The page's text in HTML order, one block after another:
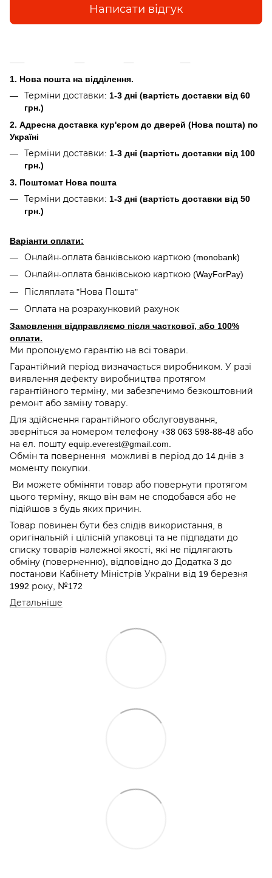
Написати відгук
1. Нова пошта на відділення.
Терміни доставки: 1-3 дні (вартість доставки від 60
грн.)
2. Адресна доставка кур'єром до дверей (Нова пошта) по
Україні
Терміни доставки: 1-3 дні (вартість доставки від 100
грн.)
3. Поштомат Нова пошта
Терміни доставки: 1-3 дні (вартість доставки від 50
грн.)
Варіанти оплати:
Онлайн-оплата банківською карткою (monobank)
Онлайн-оплата банківською карткою (WayForPay)
Післяплата "Нова Пошта"
Оплата на розрахунковий рахунок
Замовлення відправляємо після часткової, або 100%
оплати.
Ми пропонуємо гарантію на всі товари.
Гарантійний період визначається виробником. У разі
виявлення дефекту виробництва протягом
гарантійного терміну, ми забезпечимо безкоштовний
ремонт або заміну товару.
Для здійснення гарантійного обслуговування,
зверніться за номером телефону +38 063 598-88-48 або
на ел. пошту equip.everest@gmail.com.
Обмін та повернення можливі в період до 14 днів з
моменту покупки.
Ви можете обміняти товар або повернути протягом
цього терміну, якщо він вам не сподобався або не
підійшов з будь яких причин.
Товар повинен бути без слідів використання, в
оригінальній і цілісній упаковці та не підпадати до
списку товарів належної якості, які не підлягають
обміну (поверненню), відповідно до Додатка 3 до
постанови Кабінету Міністрів України від 19 березня
1992 року, №172
Детальніше